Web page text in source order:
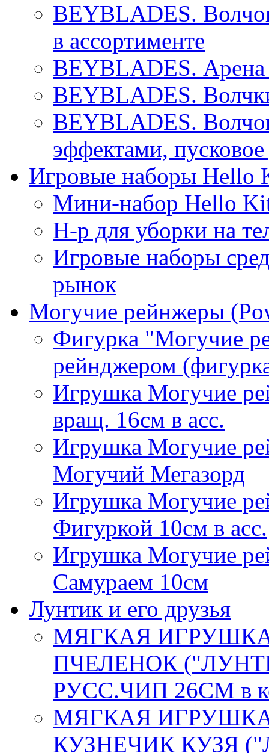
BEYBLADES.
в ассортименте
BEYBLADES.
BEYBLADES.
BEYBLADES.
эффектами,
Игровые наборы Hello
Мини-набор Hello
Н-р для уборки на
Игровые наборы
рынок
Могучие рейнжеры
Фигурка "Могучие
рейнджером
Игрушка Могучие
вращ. 16см в асс.
Игрушка Могучие
Могучий Мегазорд
Игрушка Могучие
Фигуркой 10см в асс.
Игрушка Могучие
Самураем 10см
Лунтик и его друзья
МЯГКАЯ
ПЧЕЛЕНОК
РУСС.ЧИП 26СМ в
МЯГКАЯ
КУЗНЕЧИК КУЗЯ